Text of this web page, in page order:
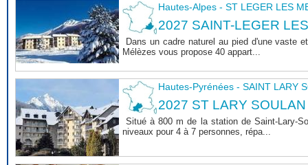
Hautes-Alpes - ST LEGER LES
2027 SAINT-LEGER
Dans un cadre naturel au pied d'une vaste
Mélèzes vous propose 40 appart...
Hautes-Pyrénées - SAINT LARY
2027 ST LARY SOULAN
Situé à 800 m de la station de Saint-Lary-
niveaux pour 4 à 7 personnes, répa...